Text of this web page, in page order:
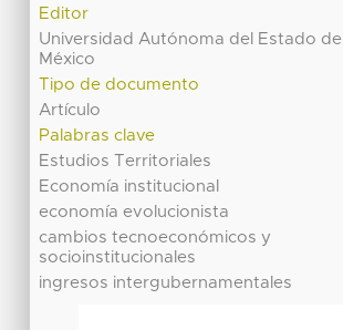
Editor
Universidad Autónoma del Estado de
México
Tipo de documento
Artículo
Palabras clave
Estudios Territoriales
Economía institucional
economía evolucionista
cambios tecnoeconómicos y
socioinstitucionales
ingresos intergubernamentales